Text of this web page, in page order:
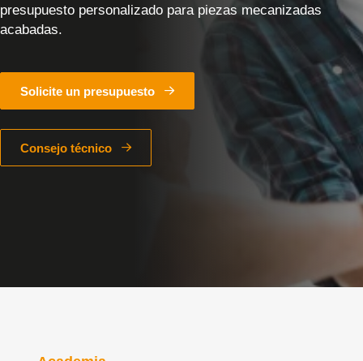
presupuesto personalizado para piezas mecanizadas
acabadas.
Solicite un presupuesto
Consejo técnico